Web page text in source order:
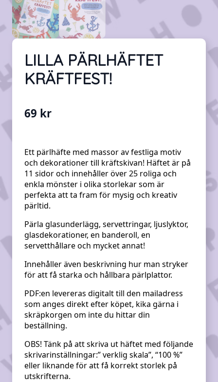
LILLA PÄRLHÄFTET
KRÄFTFEST!
69 kr
Ett pärlhäfte med massor av festliga motiv
och dekorationer till kräftskivan! Häftet är på
11 sidor och innehåller över 25 roliga och
enkla mönster i olika storlekar som är
perfekta att ta fram för mysig och kreativ
pärltid.
Pärla glasunderlägg, servettringar, ljuslyktor,
glasdekorationer, en banderoll, en
servetthållare och mycket annat!
Innehåller även beskrivning hur man stryker
för att få starka och hållbara pärlplattor.
PDF:en levereras digitalt till den mailadress
som anges direkt efter köpet, kika gärna i
skräpkorgen om inte du hittar din
beställning.
OBS! Tänk på att skriva ut häftet med följande
skrivarinställningar:” verklig skala”, “100 %”
eller liknande för att få korrekt storlek på
utskrifterna.